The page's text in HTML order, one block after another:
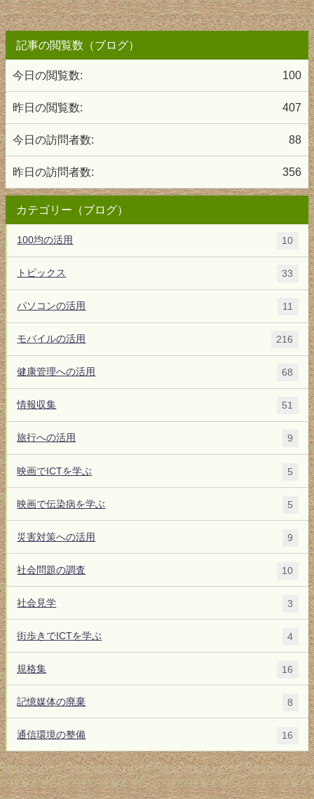
記事の閲覧数（ブログ）
100
今日の閲覧数:
407
昨日の閲覧数:
88
今日の訪問者数:
356
昨日の訪問者数:
カテゴリー（ブログ）
100均の活用 10
トピックス 33
パソコンの活用 11
モバイルの活用 216
健康管理への活用 68
情報収集 51
旅行への活用 9
映画でICTを学ぶ 5
映画で伝染病を学ぶ 5
災害対策への活用 9
社会問題の調査 10
社会見学 3
街歩きでICTを学ぶ 4
規格集 16
記憶媒体の廃棄 8
通信環境の整備 16